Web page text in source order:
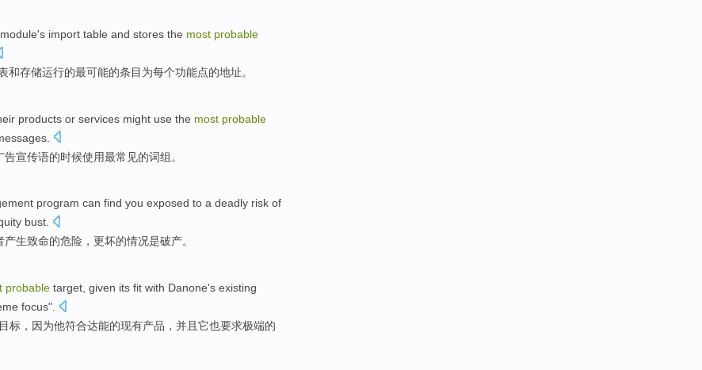
module's import table and stores the most probable
和存储运行的最可能的条目 为每个功能点的地址。
products or services might use the most probable
告宣传语的时候使用最常见的词组。
program can find you exposed to a deadly risk of
bust.
产生致命的危险 ，更坏的情况是破产。
probable target , given its fit with Danone's existing
focus".
目标 ，因为他符合达能的现有产品 ， 并且 它也要求极端的